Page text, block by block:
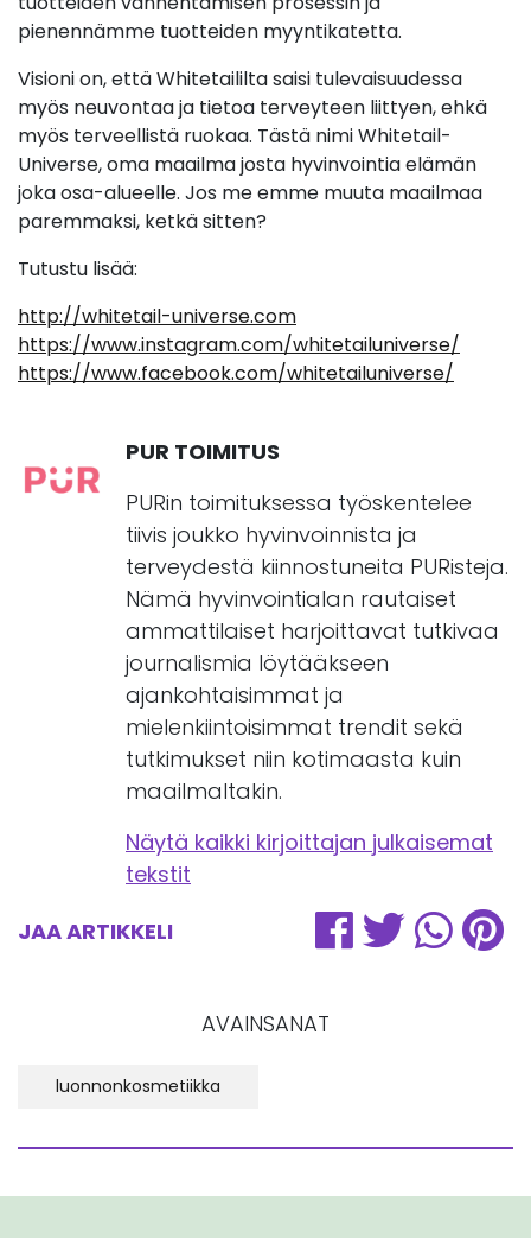
pienennämme tuotteiden myyntikatetta.
Visioni on, että Whitetaililta saisi tulevaisuudessa
myös neuvontaa ja tietoa terveyteen liittyen, ehkä
myös terveellistä ruokaa. Tästä nimi Whitetail-
Universe, oma maailma josta hyvinvointia elämän
joka osa-alueelle. Jos me emme muuta maailmaa
paremmaksi, ketkä sitten?
Tutustu lisää:
http://whitetail-universe.com
https://www.instagram.com/whitetailuniverse/
https://www.facebook.com/whitetailuniverse/
PUR TOIMITUS
PURin toimituksessa työskentelee
tiivis joukko hyvinvoinnista ja
terveydestä kiinnostuneita PURisteja.
Nämä hyvinvointialan rautaiset
ammattilaiset harjoittavat tutkivaa
journalismia löytääkseen
ajankohtaisimmat ja
mielenkiintoisimmat trendit sekä
tutkimukset niin kotimaasta kuin
maailmaltakin.
Näytä kaikki kirjoittajan julkaisemat
tekstit
JAA ARTIKKELI
AVAINSANAT
luonnonkosmetiikka